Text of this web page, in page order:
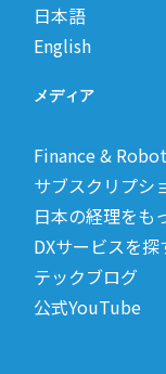
日本語
English
メディア
Finance &
サブスクリプシ
日本の経理をも
DXサービスを探
テックブログ
公式YouTube